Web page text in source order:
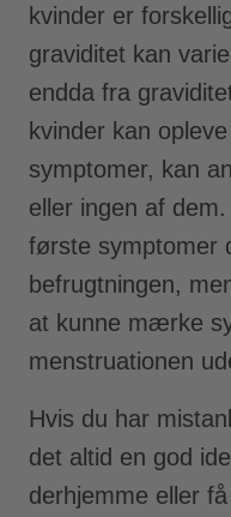
kvinder er
graviditet kan
endda fra
kvinder kan
symptomer, kan
eller ingen af
første symptomer
befrugtningen,
at kunne mærke
menstruationen
Hvis du har
det altid en god
derhjemme eller